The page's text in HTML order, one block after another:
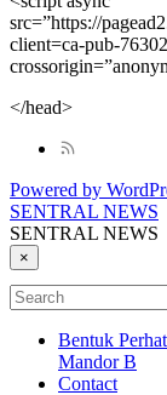
src=”https://
client=ca-pub-
</head>
Powered by
SENTRAL NEWS
SENTRAL NEWS
×
Bentuk
Mandor B
Contact